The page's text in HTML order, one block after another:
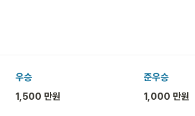
우승
1,500 만원
준우승
1,000 만원